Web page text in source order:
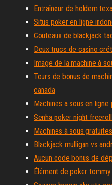
Entraîneur de holdem
Situs poker en ligne
Couteaux de blackjack
Deux trucs de casino
Image de la machine à
Tours de bonus de
canada
Machines à sous en
Senha poker night
Machines à sous
Blackjack mulligan vs
Aucun code bonus de
Élément de poker tommy